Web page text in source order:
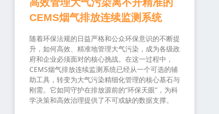
CEMS烟气排放连续监测系统
随着环保法规的日益严格和公众环保意识的不断提
升，如何高效、精准地管理大气污染，成为各级政
府和企业必须面对的核心挑战。在这一过程中，
CEMS烟气排放连续监测系统已经从一个可选的辅
助工具，转变为大气污染精细化管理的核心基石与
刚需。它如同守护在排放源前的“环保天眼”，为科
学决策和高效治理提供了不可或缺的数据支撑。